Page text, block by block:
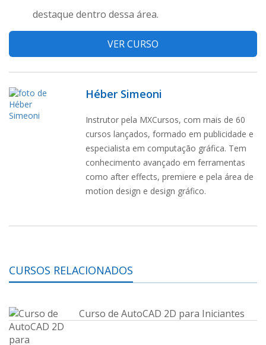
destaque dentro dessa área.
VER CURSO
Héber Simeoni
Instrutor pela MXCursos, com mais de 60
cursos lançados, formado em publicidade e
especialista em computação gráfica. Tem
conhecimento avançado em ferramentas
como after effects, premiere e pela área de
motion design e design gráfico.
CURSOS RELACIONADOS
Curso de AutoCAD 2D para Iniciantes